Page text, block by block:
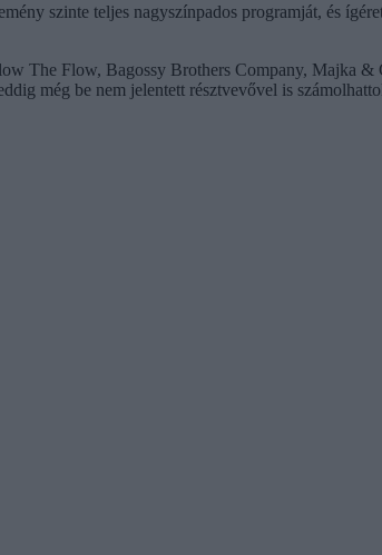
szinte teljes nagyszínpados programját, és
The Flow, Bagossy Brothers Company, Majka
még be nem jelentett résztvevővel is